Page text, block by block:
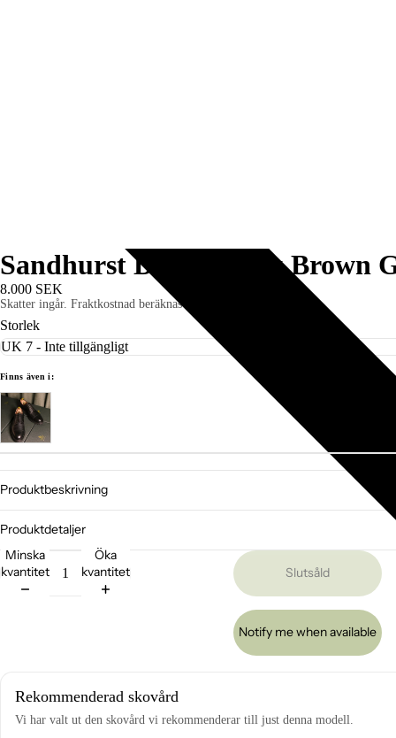
Sandhurst Debry, Dark Brown
8.000 SEK
Skatter ingår. Fraktkostnad beräknas i kassan.
Storlek
Finns även i:
Produktbeskrivning
Produktdetaljer
Minska
kvantitet
Öka
kvantitet
Slutsåld
Notify me when available
Rekommenderad skovård
Vi har valt ut den skovård vi rekommenderar till just denna modell.